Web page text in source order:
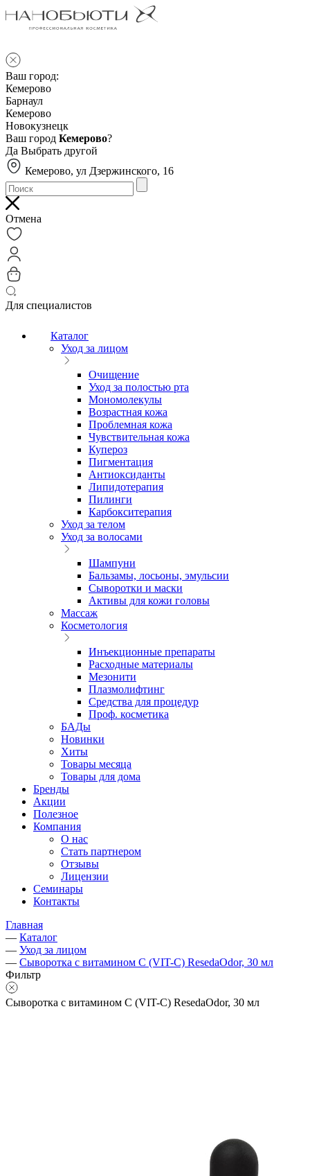
Ваш город:
Кемерово
Барнаул
Кемерово
Новокузнецк
Ваш город Кемерово?
Да Выбрать другой
Кемерово, ул Дзержинского, 16
Отмена
Для специалистов
Каталог
Уход за лицом
Очищение
Уход за полостью рта
Мономолекулы
Возрастная кожа
Проблемная кожа
Чувствительная кожа
Купероз
Пигментация
Антиоксиданты
Липидотерапия
Пилинги
Карбокситерапия
Уход за телом
Уход за волосами
Шампуни
Бальзамы, лосьоны, эмульсии
Сыворотки и маски
Активы для кожи головы
Массаж
Косметология
Инъекционные препараты
Расходные материалы
Мезонити
Плазмолифтинг
Средства для процедур
Проф. косметика
БАДы
Новинки
Хиты
Товары месяца
Товары для дома
Бренды
Акции
Полезное
Компания
О нас
Стать партнером
Отзывы
Лицензии
Семинары
Контакты
Главная
— Каталог
— Уход за лицом
— Сыворотка с витамином С (VIT-C) ResedaOdor, 30 мл
Фильтр
Сыворотка с витамином С (VIT-C) ResedaOdor, 30 мл